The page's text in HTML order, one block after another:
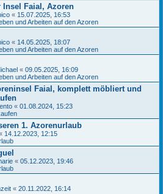
Insel Faial, Azoren
« 15.07.2025, 16:53
und Arbeiten auf den Azoren
« 14.05.2025, 18:07
und Arbeiten auf den Azoren
« 09.05.2025, 16:09
und Arbeiten auf den Azoren
Faial, komplett möbliert und
« 01.08.2024, 15:23
1. Azorenurlaub
14.12.2023, 12:15
« 05.12.2023, 19:46
« 20.11.2022, 16:14